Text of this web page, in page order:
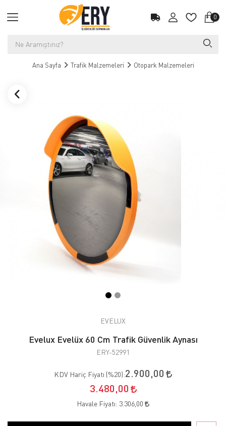
0
Ana Sayfa Trafik Malzemeleri Otopark Malzemeleri
EVELUX
Evelux Evelüx 60 Cm Trafik Güvenlik Aynası
ERY-52991
KDV Hariç Fiyatı (%20):2.900,00
3.480,00
Havale Fiyatı: 3.306,00